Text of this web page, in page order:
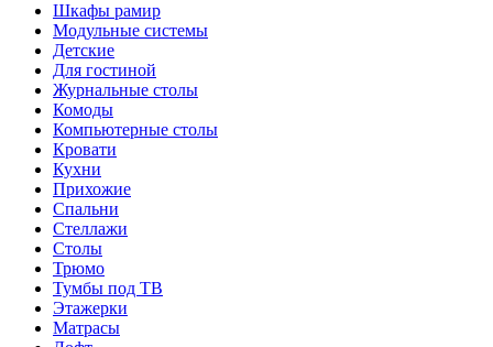
Шкафы рамир
Модульные системы
Детские
Для гостиной
Журнальные столы
Комоды
Компьютерные столы
Кровати
Кухни
Прихожие
Спальни
Стеллажи
Столы
Трюмо
Тумбы под ТВ
Этажерки
Матрасы